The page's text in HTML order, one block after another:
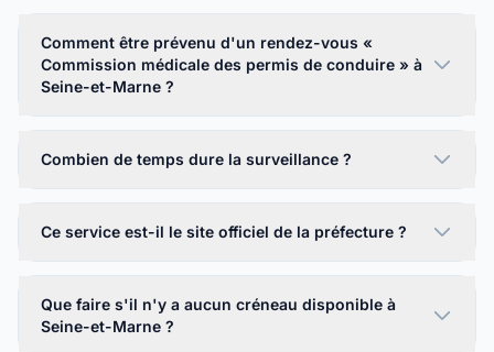
Comment être prévenu d'un rendez-vous «
Commission médicale des permis de conduire » à
Seine-et-Marne ?
Combien de temps dure la surveillance ?
Ce service est-il le site officiel de la préfecture ?
Que faire s'il n'y a aucun créneau disponible à
Seine-et-Marne ?